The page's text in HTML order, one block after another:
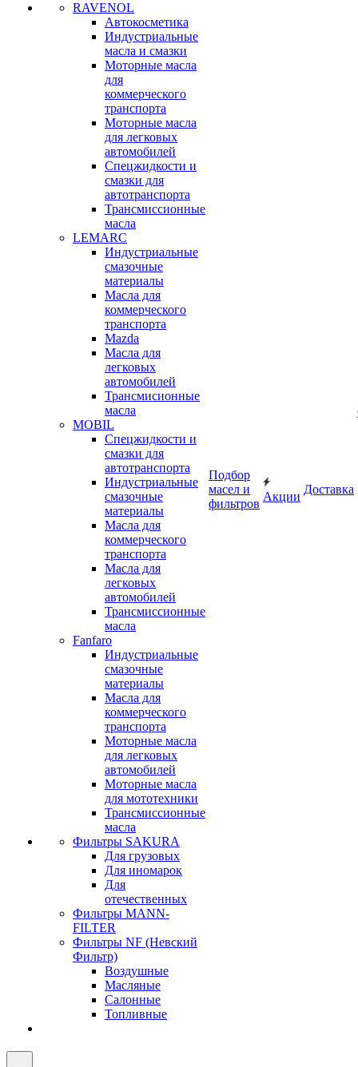
RAVENOL
Автокосметика
Индустриальные
масла и смазки
Моторные масла
для
коммерческого
транспорта
Моторные масла
для легковых
автомобилей
Спецжидкости и
смазки для
автотранспорта
Трансмиссионные
масла
LEMARC
Индустриальные
смазочные
материалы
Масла для
коммерческого
транспорта
Mazda
Масла для
легковых
автомобилей
Трансмисионные
масла
MOBIL
Cпецжидкости и
смазки для
автотранспорта
Индустриальные
смазочные
материалы
Масла для
коммерческого
транспорта
Масла для
легковых
автомобилей
Трансмиссионные
масла
Fanfaro
Индустриальные
смазочные
материалы
Масла для
коммерческого
транспорта
Моторные масла
для легковых
автомобилей
Моторные масла
для мототехники
Трансмиссионные
масла
Фильтры SAKURA
Для грузовых
Для иномарок
Для
отечественных
Фильтры MANN-
FILTER
Фильтры NF (Невский
Фильтр)
Воздушные
Масляные
Салонные
Топливные
Подбор
масел и
фильтров
Акции
Доставка